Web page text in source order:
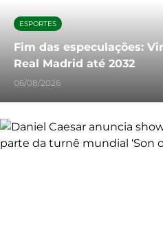
ESPORTES
Fim das especulações:
Real Madrid até 2032
06/08/2026